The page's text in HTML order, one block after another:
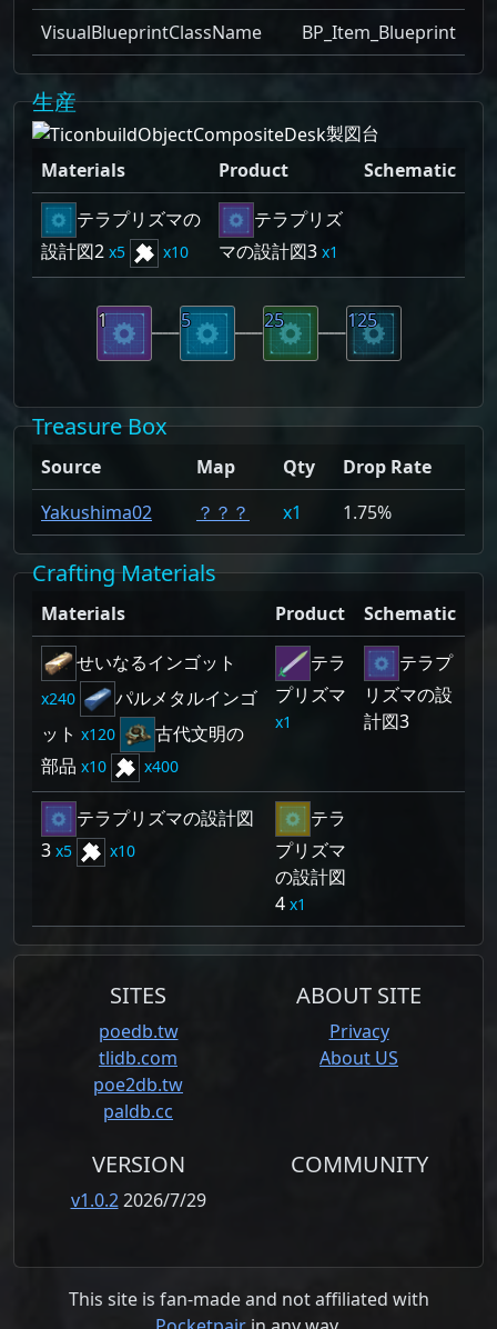
VisualBlueprintClassName
BP_Item_Blueprint
生産
製図台
Materials
Product
Schematic
テラプリズマの
設計図2
5 10
テラプリズ
マの設計図3
1
125
25
5
1
Treasure Box
Source Map Qty
Drop Rate
Yakushima02
？？？ 1 1.75%
Crafting Materials
Materials Product
Schematic
せいなるインゴット
240
パルメタルインゴ
ット
120
古代文明の
部品
10 400
テラ
プリズマ
1
テラプ
リズマの設
計図3
テラプリズマの設計図
3 5 10
テラ
プリズマ
の設計図
4
1
SITES
poedb.tw
tlidb.com
poe2db.tw
paldb.cc
ABOUT SITE
Privacy
About US
VERSION
v1.0.22026/7/29
COMMUNITY
This site is fan-made and not affiliated with